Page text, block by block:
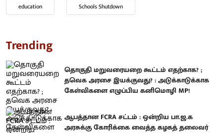
education Schools Shutdown
Trending
தொகுதி மறுவரையறை கூட்டம் எதற்காக? ;
தவெக அரசை இயக்குவது? : அடுக்காடுக்காக
கேள்விகளை எழுப்பிய கனிமொழி MP!
ஆபத்தான FCRA சட்டம் : ஒன்றிய பா.ஜ.க
அரசுக்கு கோரிக்கை வைத்த கழகத் தலைவர்